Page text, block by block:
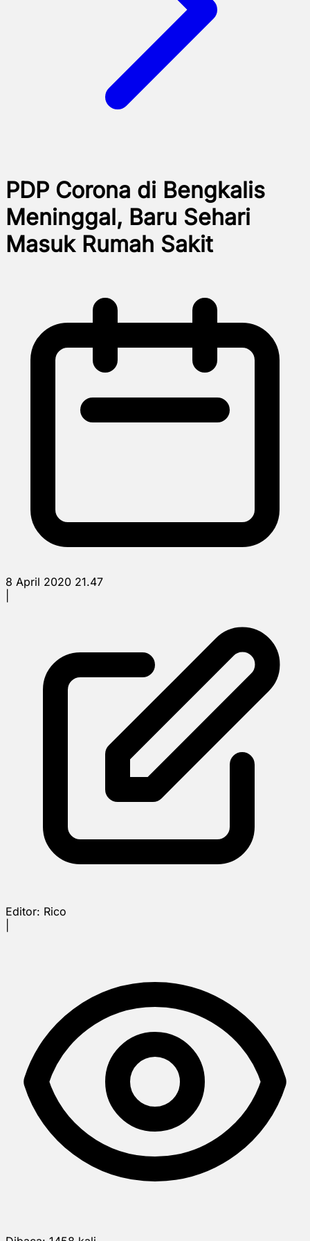
PDP Corona di Bengkalis
Meninggal, Baru Sehari
Masuk Rumah Sakit
8 April 2020 21.47
Editor: Rico